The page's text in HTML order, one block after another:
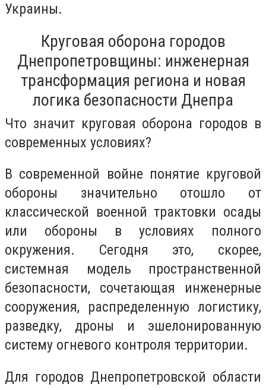
Украины.
Круговая оборона городов
Днепропетровщины: инженерная
трансформация региона и новая
логика безопасности Днепра
Что значит круговая оборона городов в
современных условиях?
В современной войне понятие круговой
обороны значительно отошло от
классической военной трактовки осады
или обороны в условиях полного
окружения. Сегодня это, скорее,
системная модель пространственной
безопасности, сочетающая инженерные
сооружения, распределенную логистику,
разведку, дроны и эшелонированную
систему огневого контроля территории.
Для городов Днепропетровской области